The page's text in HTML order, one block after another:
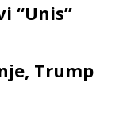
“Unis”
Trump